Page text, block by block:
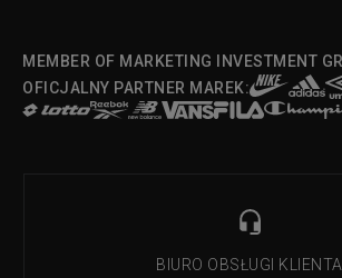
MEMBER OF MARKETING INVESTMENT
OFICJALNY PARTNER MAREK:
BIURO OBSŁUGI KLIENTA